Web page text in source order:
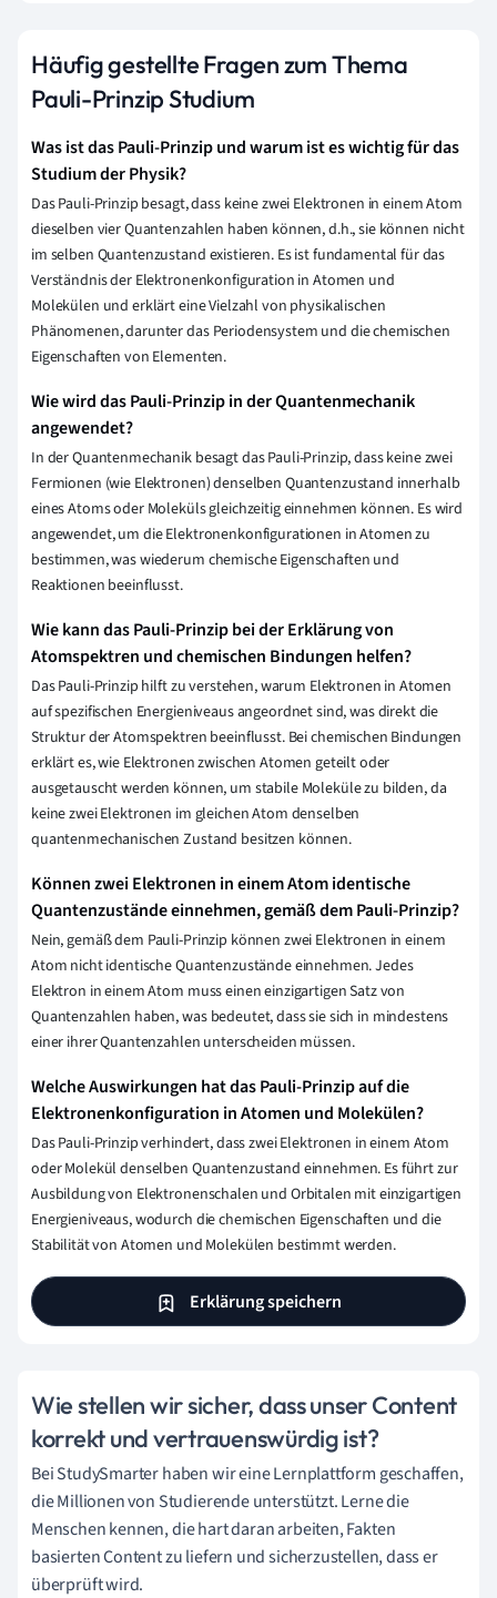
Häufig gestellte Fragen zum Thema
Pauli-Prinzip Studium
Was ist das Pauli-Prinzip und warum ist es wichtig für das
Studium der Physik?
Das Pauli-Prinzip besagt, dass keine zwei Elektronen in einem Atom
dieselben vier Quantenzahlen haben können, d.h., sie können nicht
im selben Quantenzustand existieren. Es ist fundamental für das
Verständnis der Elektronenkonfiguration in Atomen und
Molekülen und erklärt eine Vielzahl von physikalischen
Phänomenen, darunter das Periodensystem und die chemischen
Eigenschaften von Elementen.
Wie wird das Pauli-Prinzip in der Quantenmechanik
angewendet?
In der Quantenmechanik besagt das Pauli-Prinzip, dass keine zwei
Fermionen (wie Elektronen) denselben Quantenzustand innerhalb
eines Atoms oder Moleküls gleichzeitig einnehmen können. Es wird
angewendet, um die Elektronenkonfigurationen in Atomen zu
bestimmen, was wiederum chemische Eigenschaften und
Reaktionen beeinflusst.
Wie kann das Pauli-Prinzip bei der Erklärung von
Atomspektren und chemischen Bindungen helfen?
Das Pauli-Prinzip hilft zu verstehen, warum Elektronen in Atomen
auf spezifischen Energieniveaus angeordnet sind, was direkt die
Struktur der Atomspektren beeinflusst. Bei chemischen Bindungen
erklärt es, wie Elektronen zwischen Atomen geteilt oder
ausgetauscht werden können, um stabile Moleküle zu bilden, da
keine zwei Elektronen im gleichen Atom denselben
quantenmechanischen Zustand besitzen können.
Können zwei Elektronen in einem Atom identische
Quantenzustände einnehmen, gemäß dem Pauli-Prinzip?
Nein, gemäß dem Pauli-Prinzip können zwei Elektronen in einem
Atom nicht identische Quantenzustände einnehmen. Jedes
Elektron in einem Atom muss einen einzigartigen Satz von
Quantenzahlen haben, was bedeutet, dass sie sich in mindestens
einer ihrer Quantenzahlen unterscheiden müssen.
Welche Auswirkungen hat das Pauli-Prinzip auf die
Elektronenkonfiguration in Atomen und Molekülen?
Das Pauli-Prinzip verhindert, dass zwei Elektronen in einem Atom
oder Molekül denselben Quantenzustand einnehmen. Es führt zur
Ausbildung von Elektronenschalen und Orbitalen mit einzigartigen
Energieniveaus, wodurch die chemischen Eigenschaften und die
Stabilität von Atomen und Molekülen bestimmt werden.
Erklärung speichern
Wie stellen wir sicher, dass unser Content
korrekt und vertrauenswürdig ist?
Bei StudySmarter haben wir eine Lernplattform geschaffen,
die Millionen von Studierende unterstützt. Lerne die
Menschen kennen, die hart daran arbeiten, Fakten
basierten Content zu liefern und sicherzustellen, dass er
überprüft wird.